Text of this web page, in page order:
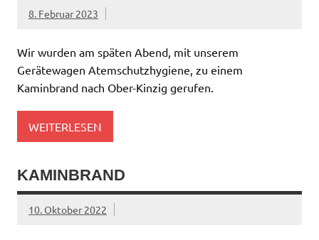
8. Februar 2023
Wir wurden am späten Abend, mit unserem
Gerätewagen Atemschutzhygiene, zu einem
Kaminbrand nach Ober-Kinzig gerufen.
WEITERLESEN
KAMINBRAND
10. Oktober 2022